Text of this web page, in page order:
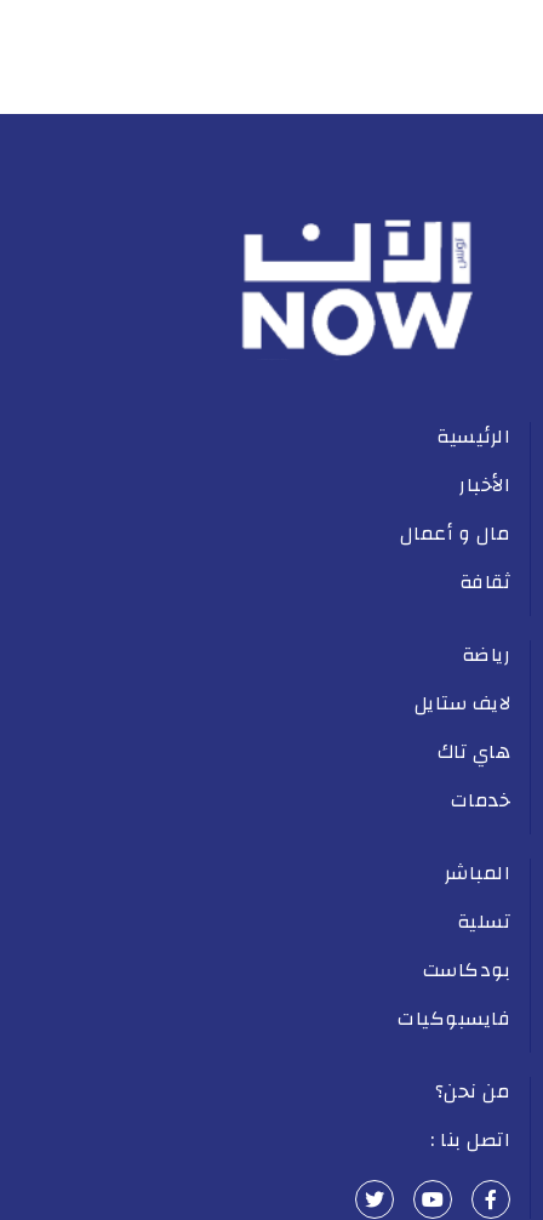
الرئيسية
الأخبار
مال و أعمال
ثقافة
رياضة
لايف ستايل
هاي تاك
خدمات
المباشر
تسلية
بودكاست
فايسبوكيات
من نحن؟
اتصل بنا :